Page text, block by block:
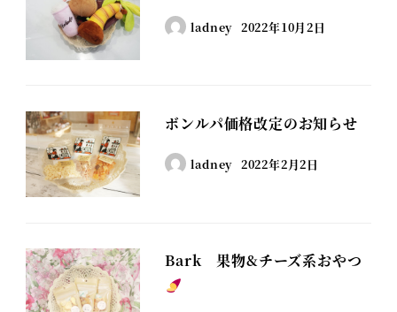
ladney 2022年10月2日
ボンルパ価格改定のお知らせ
ladney 2022年2月2日
Bark 果物&チーズ系おやつ